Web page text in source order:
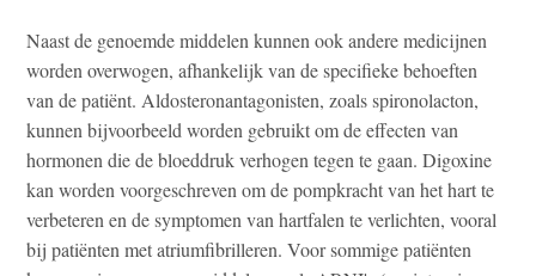
Naast de genoemde middelen kunnen ook andere medicijnen
worden overwogen, afhankelijk van de specifieke behoeften
van de patiënt. Aldosteronantagonisten, zoals spironolacton,
kunnen bijvoorbeeld worden gebruikt om de effecten van
hormonen die de bloeddruk verhogen tegen te gaan. Digoxine
kan worden voorgeschreven om de pompkracht van het hart te
verbeteren en de symptomen van hartfalen te verlichten, vooral
bij patiënten met atriumfibrilleren. Voor sommige patiënten